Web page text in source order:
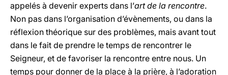
appelés à devenir experts dans l’art de la rencontre.
Non pas dans l’organisation d’évènements, ou dans la
réflexion théorique sur des problèmes, mais avant tout
dans le fait de prendre le temps de rencontrer le
Seigneur, et de favoriser la rencontre entre nous. Un
temps pour donner de la place à la prière, à l’adoration